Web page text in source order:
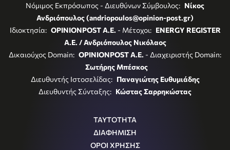
Νόμιμος Εκπρόσωπος - Διευθύνων Σύμβουλος: Νίκος
Ανδριόπουλος (andriopoulos@opinion-post.gr)
Ιδιοκτησία: OPINIONPOST A.E. - Μέτοχοι: ENERGY REGISTER
Α.Ε. / Ανδριόπουλος Νικόλαος
Δικαιούχος Domain: OPINIONPOST A.E. - Διαχειριστής Domain:
Σωτήρης Μπέσκος
Διευθυντής Ιστοσελίδας: Παναγιώτης Ευθυμιάδης
Διευθυντής Σύνταξης: Κώστας Σαρρηκώστας
ΤΑΥΤΟΤΗΤΑ
ΔΙΑΦΗΜΙΣΗ
ΟΡΟΙ ΧΡΗΣΗΣ